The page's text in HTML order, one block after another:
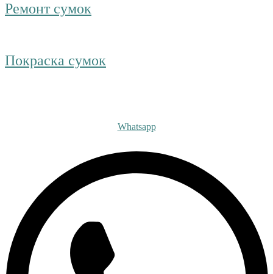
Ремонт сумок
Покраска сумок
Whatsapp